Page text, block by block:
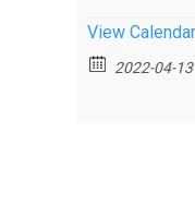
View Calendar
2022-04-13